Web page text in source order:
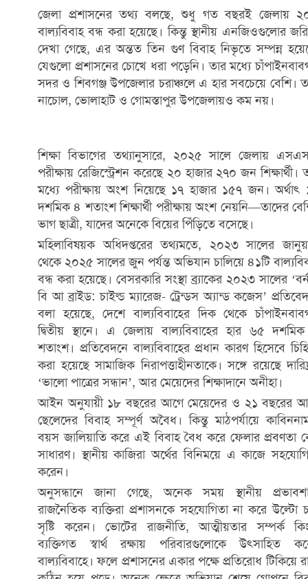
জেলা প্রশাসনের তথ্য বলছে, শুধু গত বছরই জেলায়
বাল্যবিবাহ বন্ধ করা হয়েছে। কিন্তু স্থানীয় এনজিওগুলোর
দেখা গেছে, এর অন্তত তিন গুণ বিবাহ নিভৃতে সম্পন্ন
যেগুলো প্রশাসনের চোখে ধরা পড়েনি। তার মধ্যে
সদর ও শিবগঞ্জ উপজেলার চরাঞ্চলে এ হার সবচেয়ে বেশি।
নাচোল, ভোলাহাট ও গোমস্তাপুর উপজেলায়ও কম নয়।
শিক্ষা বিভাগের তথ্যানুসারে, ২০২৫ সালে জেলায়
পরীক্ষায় রেজিস্ট্রেশন করেছে ২০ হাজার ২৭০ জন শিক্ষার্থী।
মধ্যে পরীক্ষায় অংশ নিয়েছে ১৭ হাজার ১৫৭ জন। অর্থাৎ
দশমিক ৪ শতাংশ শিক্ষার্থী পরীক্ষায় অংশ নেয়নি—তাদের
ভাগ ছাত্রী, যাদের অনেকে বিয়ের পিঁড়িতে বসেছে।
মহিলাবিষয়ক অধিদপ্তরের তথ্যমতে, ২০২৩ সালের
থেকে ২০২৫ সালের জুন পর্যন্ত অভিযান চালিয়ে ৪১টি
বন্ধ করা হয়েছে। বেসরকারি সংস্থা ব্র্যাকের ২০২৩ সালের
বি আ ব্রাইড: চাইল্ড ম্যারেজ- ট্রেন্ডস অ্যান্ড কজেস’
বলা হয়েছে, দেশে বাল্যবিবাহের দিক থেকে
দ্বিতীয় স্থানে। এ জেলায় বাল্যবিবাহের হার ৬৫
শতাংশ। প্রতিবেদনে বাল্যবিবাহের প্রধান কারণ হিসেবে
করা হয়েছে সামাজিক নিরাপত্তাহীনতাকে। সঙ্গে রয়েছে
‘ভালো পাত্রের সন্ধান’, আর মেয়েদের শিক্ষাদানে অনীহা।
আইন অনুযায়ী ১৮ বছরের আগে মেয়েদের ও ২১ বছরের
ছেলেদের বিবাহ সম্পূর্ণ অবৈধ। কিন্তু মাঠপর্যায়ে
বয়স জালিয়াতি করে এই বিবাহ বৈধ করে ফেলার প্রবণতা
সাধারণ। স্থানীয় কাজিরা অর্থের বিনিময়ে এ কাজে
করেন।
অনুসন্ধানে জানা গেছে, অনেক সময় স্থানীয়
রাজনৈতিক ব্যক্তিরা প্রশাসনকে সহযোগিতা না করে উল্টো
সৃষ্টি করেন। ভোটের রাজনীতি, আত্মীয়তার সম্পর্ক
ব্যক্তিগত স্বার্থ রক্ষায় পরিবারগুলোকে উৎসাহিত
বাল্যবিবাহে। ফলে প্রশাসনের একার পক্ষে প্রতিরোধ টিকিয়ে